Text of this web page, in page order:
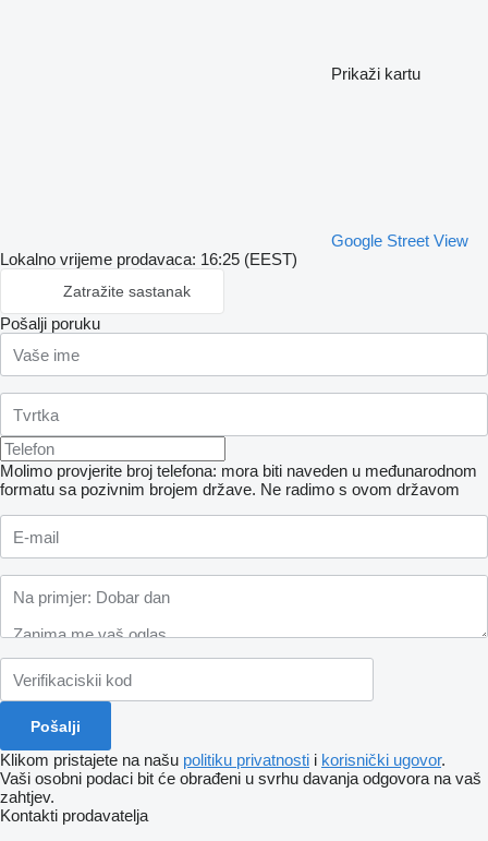
Prikaži kartu
Google Street View
Lokalno vrijeme prodavaca: 16:25 (EEST)
Zatražite sastanak
Pošalji poruku
Molimo provjerite broj telefona: mora biti naveden u međunarodnom
formatu sa pozivnim brojem države. Ne radimo s ovom državom
Klikom pristajete na našu politiku privatnosti i korisnički ugovor.
Vaši osobni podaci bit će obrađeni u svrhu davanja odgovora na vaš
zahtjev.
Kontakti prodavatelja